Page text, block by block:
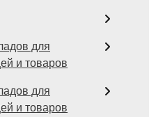
для
и товаров
для
и товаров